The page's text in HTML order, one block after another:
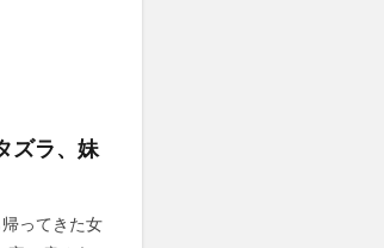
ズラ、妹
ってきた女